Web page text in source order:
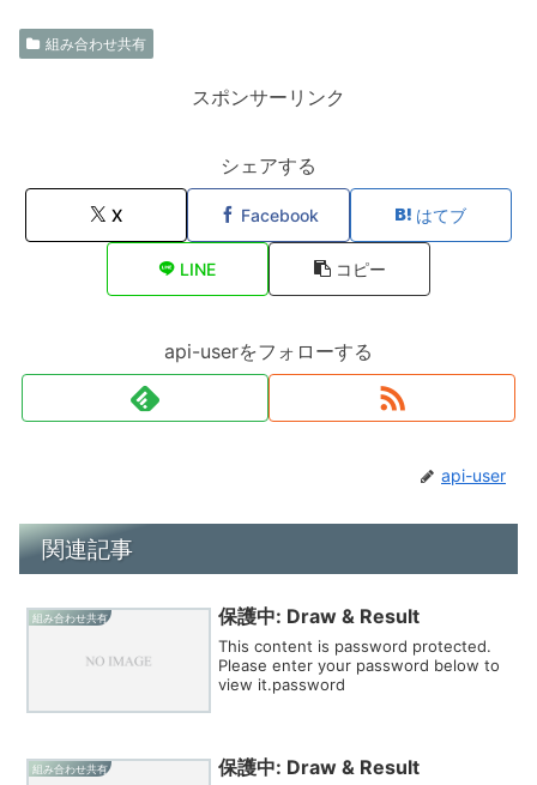
組み合わせ共有
スポンサーリンク
シェアする
X Facebook はてブ
LINE コピー
api-userをフォローする
api-user
関連記事
組み合わせ共有 保護中: Draw & Result
This content is password protected.
Please enter your password below to
view it.password
組み合わせ共有 保護中: Draw & Result